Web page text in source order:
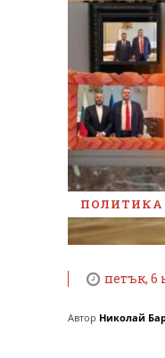
ПОЛИТИКА
петък, 6
Автор Николай